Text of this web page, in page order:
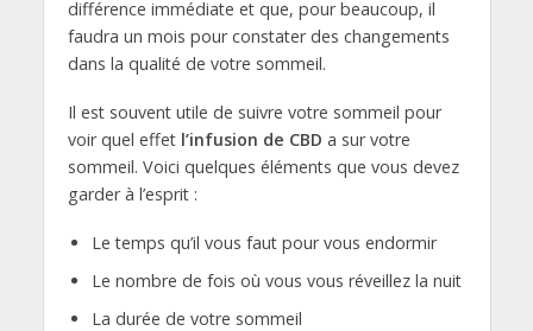
différence immédiate et que, pour beaucoup, il
faudra un mois pour constater des changements
dans la qualité de votre sommeil.
Il est souvent utile de suivre votre sommeil pour
voir quel effet l’infusion de CBD a sur votre
sommeil. Voici quelques éléments que vous devez
garder à l’esprit :
Le temps qu’il vous faut pour vous endormir
Le nombre de fois où vous vous réveillez la nuit
La durée de votre sommeil